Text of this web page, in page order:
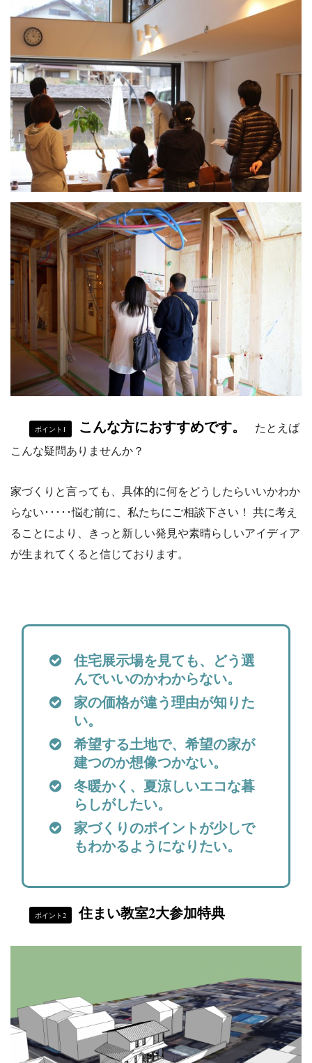
ポイント1 こんな方におすすめです。
たとえば
こんな疑問ありませんか？
家づくりと言っても、具体的に何をどうしたらいいかわか
らない･････悩む前に、私たちにご相談下さい！ 共に考え
ることにより、きっと新しい発見や素晴らしいアイディア
が生まれてくると信じております。
住宅展示場を見ても、どう選
んでいいのかわからない。
家の価格が違う理由が知りた
い。
希望する土地で、希望の家が
建つのか想像つかない。
冬暖かく、夏涼しいエコな暮
らしがしたい。
家づくりのポイントが少しで
もわかるようになりたい。
ポイント2 住まい教室2大参加特典